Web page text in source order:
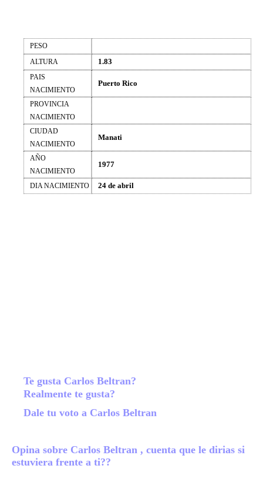
PESO
ALTURA
1.83
PAIS
NACIMIENTO
Puerto Rico
PROVINCIA
NACIMIENTO
CIUDAD
NACIMIENTO
Manati
AÑO
NACIMIENTO
1977
DIA NACIMIENTO 24 de abril
Te gusta Carlos Beltran?
Realmente te gusta?
Dale tu voto a Carlos Beltran
Opina sobre Carlos Beltran , cuenta que le dirias si
estuviera frente a ti??